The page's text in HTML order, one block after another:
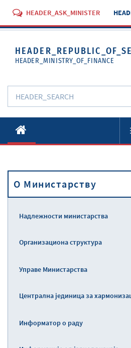
HEADER_ASK_MINISTER
HEADER_MINISTRY_OF_FINANCE
Активности
Прописи
O Министарству
Надлежности министарства
Организациона структура
Управе Министарства
Централна јединица за
Информатор о раду